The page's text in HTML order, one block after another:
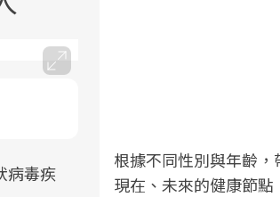
病毒疾
著國家
運動，
對話，
根據不同性別與年齡，
現在、未來的健康節